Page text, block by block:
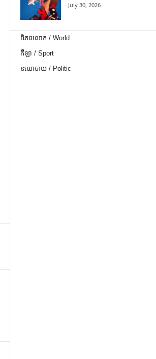
July 30, 2026
ពិភពលោក / World
កីឡា / Sport
នយោបាយ / Politic